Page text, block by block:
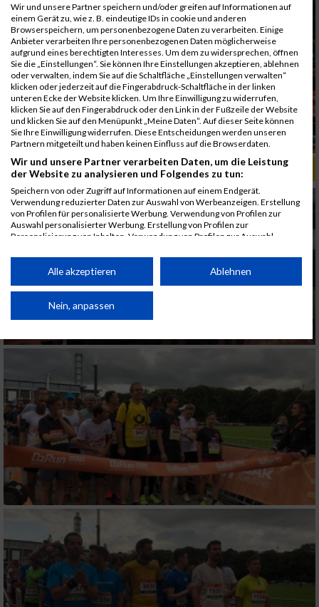
ALBUM B2RUN KÖLN / 05.09.2019
Wir und unsere Partner speichern und/oder greifen auf Informationen auf
einem Gerät zu, wie z. B. eindeutige IDs in cookie und anderen
Browserspeichern, um personenbezogene Daten zu verarbeiten. Einige
Anbieter verarbeiten Ihre personenbezogenen Daten möglicherweise
aufgrund eines berechtigten Interesses. Um dem zu widersprechen, öffnen
Sie die „Einstellungen“. Sie können Ihre Einstellungen akzeptieren, ablehnen
oder verwalten, indem Sie auf die Schaltfläche „Einstellungen verwalten“
klicken oder jederzeit auf die Fingerabdruck-Schaltfläche in der linken
unteren Ecke der Website klicken. Um Ihre Einwilligung zu widerrufen,
klicken Sie auf den Fingerabdruck oder den Link in der Fußzeile der Website
und klicken Sie auf den Menüpunkt „Meine Daten“. Auf dieser Seite können
Sie Ihre Einwilligung widerrufen. Diese Entscheidungen werden unseren
Partnern mitgeteilt und haben keinen Einfluss auf die Browserdaten.
Wir und unsere Partner verarbeiten Daten, um die Leistung
der Website zu analysieren und Folgendes zu tun:
Speichern von oder Zugriff auf Informationen auf einem Endgerät.
Verwendung reduzierter Daten zur Auswahl von Werbeanzeigen. Erstellung
von Profilen für personalisierte Werbung. Verwendung von Profilen zur
Auswahl personalisierter Werbung. Erstellung von Profilen zur
Personalisierung von Inhalten. Verwendung von Profilen zur Auswahl
Performance von Inhalten. Analyse von Zielgruppen durch Statistiken oder
Kombinationen von Daten aus verschiedenen Quellen. Entwicklung und
von Inhalten.
Daten können außerhalb der Europäischen Union weitergegeben und in die
Website/App.
Partnerliste anzeigen (1 IAB-Anbieter)
Wir nutzen Ihre Daten für folgende Zwecke:
IAB-Verarbeitungszwecke:
Speichern von oder Zugriff auf Informationen
auf einem Endgerät
Verwendung reduzierter Daten zur Auswahl
von Werbeanzeigen
Erstellung von Profilen für personalisierte
Werbung
Verwendung von Profilen zur Auswahl
personalisierter Werbung
Alle akzeptieren Ablehnen
Nein, anpassen